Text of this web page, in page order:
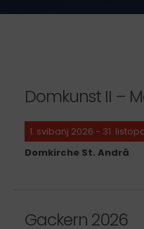
Domkunst II –
1. svibanj 2026 - 31.
Domkirche St. Andrä
Gackern 2026